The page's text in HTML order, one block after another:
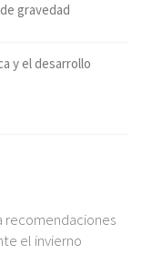
gravedad
y el desarrollo
recomendaciones
el invierno